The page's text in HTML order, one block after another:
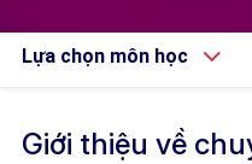
Giới thiệu về
Lựa chọn môn học